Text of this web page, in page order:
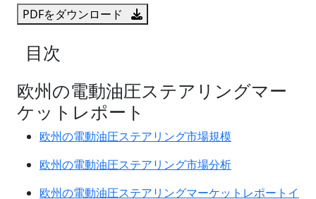
PDFをダウンロード
目次
欧州の電動油圧ステアリングマー
ケットレポート
欧州の電動油圧ステアリング市場規模
欧州の電動油圧ステアリング市場分析
欧州の電動油圧ステアリングマーケットレポートイ